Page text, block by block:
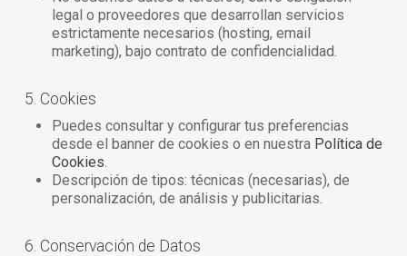
legal o proveedores que desarrollan servicios
estrictamente necesarios (hosting, email
marketing), bajo contrato de confidencialidad.
5. Cookies
Puedes consultar y configurar tus preferencias
desde el banner de cookies o en nuestra Política de
Cookies.
Descripción de tipos: técnicas (necesarias), de
personalización, de análisis y publicitarias.
6. Conservación de Datos